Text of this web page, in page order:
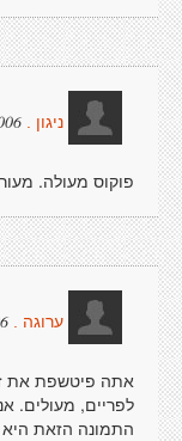
ניגון .
פוקוס מעולה.
ערוגה .
אתה פיטשפת את
לפריים, מעולים.
התמונה הזאת